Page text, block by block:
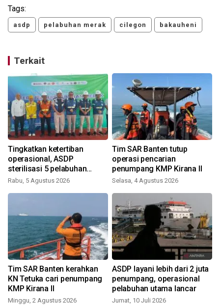
Tags:
asdp pelabuhan merak cilegon bakauheni
Terkait
Tingkatkan ketertiban
operasional, ASDP
sterilisasi 5 pelabuhan
utama
Rabu, 5 Agustus 2026
Tim SAR Banten tutup
operasi pencarian
penumpang KMP Kirana II
Selasa, 4 Agustus 2026
Tim SAR Banten kerahkan
KN Tetuka cari penumpang
KMP Kirana II
Minggu, 2 Agustus 2026
ASDP layani lebih dari 2 juta
penumpang, operasional
pelabuhan utama lancar
Jumat, 10 Juli 2026